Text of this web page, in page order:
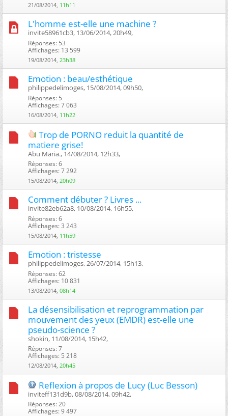
21/08/2014, 11h11
L'homme est-elle une machine ?
invite58961cb3, 13/06/2014, 20h49, ‎
Réponses: 53
Affichages: 13 599
19/08/2014, 23h38
Emotion : beau/esthétique
philippedelimoges, 15/08/2014, 09h50, ‎
Réponses: 5
Affichages: 7 063
16/08/2014, 11h22
Trop de PORNO reduit la quantité de
matiere grise!
Abu Maria., 14/08/2014, 12h33, ‎
Réponses: 6
Affichages: 7 292
15/08/2014, 20h09
Comment débuter ? Livres ...
invite82eb62a8, 10/08/2014, 16h55, ‎
Réponses: 6
Affichages: 3 243
15/08/2014, 11h59
Emotion : tristesse
philippedelimoges, 26/07/2014, 15h13, ‎
Réponses: 62
Affichages: 10 831
13/08/2014, 08h14
La désensibilisation et reprogrammation par
mouvement des yeux (EMDR) est-elle une
pseudo-science ?
shokin, 11/08/2014, 15h42, ‎
Réponses: 7
Affichages: 5 218
12/08/2014, 20h45
Reflexion à propos de Lucy (Luc Besson)
inviteff131d9b, 08/08/2014, 09h42, ‎
Réponses: 20
Affichages: 9 497